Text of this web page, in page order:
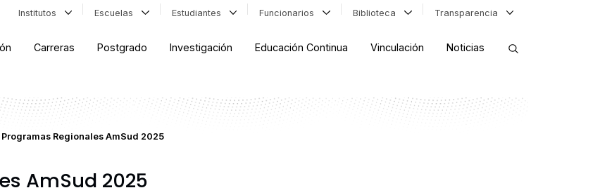
Institutos Escuelas Estudiantes Funcionarios Biblioteca Transparencia
Carreras Postgrado Investigación Educación Continua Vinculación Noticias
Programas Regionales AmSud 2025
AmSud 2025